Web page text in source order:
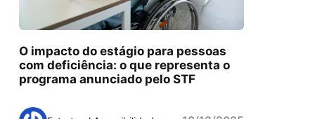
O impacto do estágio para pessoas
com deficiência: o que representa o
programa anunciado pelo STF